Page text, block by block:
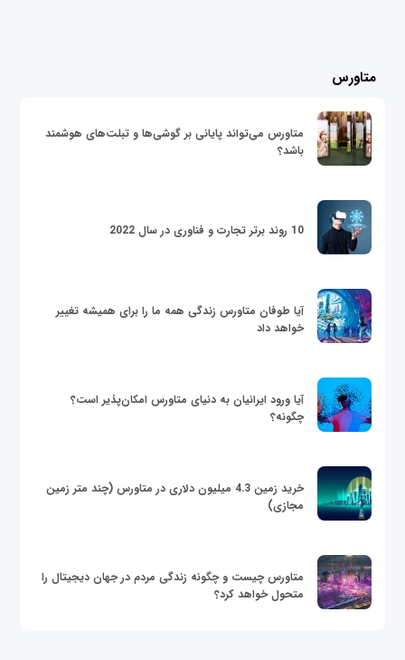
متاورس
متاورس می‌تواند پایانی بر گوشی‌ها و تبلت‌های هوشمند
باشد؟
10 روند برتر تجارت و فناوری در سال 2022
آیا طوفان متاورس زندگی همه ما را برای همیشه تغییر
خواهد داد
آیا ورود ایرانیان به دنیای متاورس امکان‌پذیر است؟
چگونه؟
خرید زمین 4.3 میلیون دلاری در متاورس (چند متر زمین
مجازی)
متاورس چیست و چگونه زندگی مردم در جهان دیجیتال را
متحول خواهد کرد؟